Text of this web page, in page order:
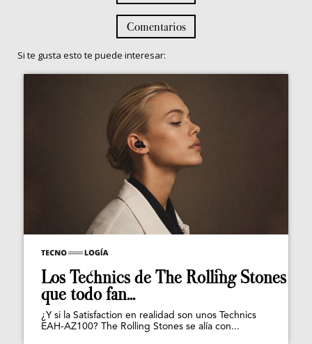
Comentarios
Si te gusta esto te puede interesar:
Los Technics de The Rolling Stones
que todo fan...
¿Y si la Satisfaction en realidad son unos Technics
EAH-AZ100? The Rolling Stones se alía con...